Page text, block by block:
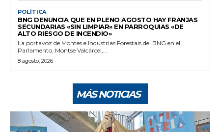
POLÍTICA
BNG DENUNCIA QUE EN PLENO AGOSTO HAY FRANJAS
SECUNDARIAS «SIN LIMPIAR» EN PARROQUIAS «DE
ALTO RIESGO DE INCENDIO»
La portavoz de Montes e Industrias Forestais del BNG en el
Parlamento, Montse Valcárcel,...
8 agosto, 2026
MÁS NOTICIAS